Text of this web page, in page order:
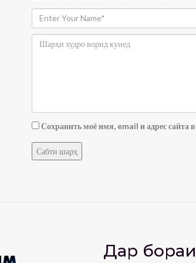
Сохранить моё имя, email и адрес сайта
Дар